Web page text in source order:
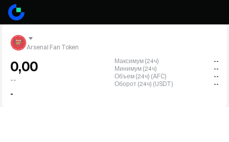
Arsenal Fan Token
0,00
--
-
Максимум (24ч)
--
Минимум (24ч)
--
Объем (24ч) (AFC)
--
Оборот (24ч) (USDT)
--